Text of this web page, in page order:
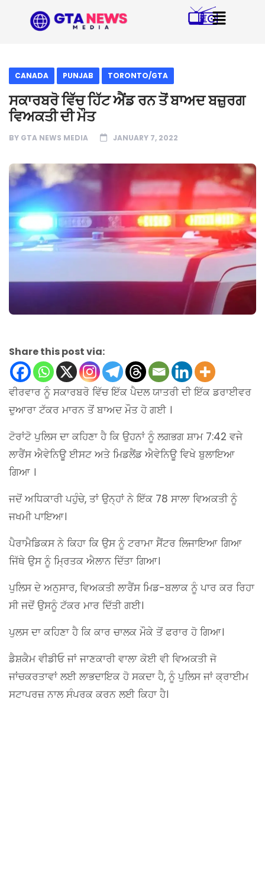
CANADA PUNJAB TORONTO/GTA
ਸਕਾਰਬਰੋ ਵਿੱਚ ਹਿੱਟ ਐਂਡ ਰਨ ਤੋਂ ਬਾਅਦ ਬਜ਼ੁਰਗ
ਵਿਅਕਤੀ ਦੀ ਮੌਤ
BY GTA NEWS MEDIA JANUARY 7, 2022
Share this post via:
ਵੀਰਵਾਰ ਨੂੰ ਸਕਾਰਬਰੋ ਵਿੱਚ ਇੱਕ ਪੈਦਲ ਯਾਤਰੀ ਦੀ ਇੱਕ ਡਰਾਈਵਰ
ਦੁਆਰਾ ਟੱਕਰ ਮਾਰਨ ਤੋਂ ਬਾਅਦ ਮੌਤ ਹੋ ਗਈ ।
ਟੋਰਾਂਟੋ ਪੁਲਿਸ ਦਾ ਕਹਿਣਾ ਹੈ ਕਿ ਉਹਨਾਂ ਨੂੰ ਲਗਭਗ ਸ਼ਾਮ 7:42 ਵਜੇ
ਲਾਰੈਂਸ ਐਵੇਨਿਊ ਈਸਟ ਅਤੇ ਮਿਡਲੈਂਡ ਐਵੇਨਿਊ ਵਿਖੇ ਬੁਲਾਇਆ
ਗਿਆ ।
ਜਦੋਂ ਅਧਿਕਾਰੀ ਪਹੁੰਚੇ, ਤਾਂ ਉਨ੍ਹਾਂ ਨੇ ਇੱਕ 78 ਸਾਲਾ ਵਿਅਕਤੀ ਨੂੰ
ਜਖਮੀ ਪਾਇਆ।
ਪੈਰਾਮੈਡਿਕਸ ਨੇ ਕਿਹਾ ਕਿ ਉਸ ਨੂੰ ਟਰਾਮਾ ਸੈਂਟਰ ਲਿਜਾਇਆ ਗਿਆ
ਜਿੱਥੇ ਉਸ ਨੂੰ ਮ੍ਰਿਤਕ ਐਲਾਨ ਦਿੱਤਾ ਗਿਆ।
ਪੁਲਿਸ ਦੇ ਅਨੁਸਾਰ, ਵਿਅਕਤੀ ਲਾਰੈਂਸ ਮਿਡ-ਬਲਾਕ ਨੂੰ ਪਾਰ ਕਰ ਰਿਹਾ
ਸੀ ਜਦੋਂ ਉਸਨੂੰ ਟੱਕਰ ਮਾਰ ਦਿੱਤੀ ਗਈ।
ਪੁਲਸ ਦਾ ਕਹਿਣਾ ਹੈ ਕਿ ਕਾਰ ਚਾਲਕ ਮੌਕੇ ਤੋਂ ਫਰਾਰ ਹੋ ਗਿਆ।
ਡੈਸ਼ਕੈਮ ਵੀਡੀਓ ਜਾਂ ਜਾਣਕਾਰੀ ਵਾਲਾ ਕੋਈ ਵੀ ਵਿਅਕਤੀ ਜੋ
ਜਾਂਚਕਰਤਾਵਾਂ ਲਈ ਲਾਭਦਾਇਕ ਹੋ ਸਕਦਾ ਹੈ, ਨੂੰ ਪੁਲਿਸ ਜਾਂ ਕ੍ਰਾਈਮ
ਸਟਾਪਰਜ਼ ਨਾਲ ਸੰਪਰਕ ਕਰਨ ਲਈ ਕਿਹਾ ਹੈ।